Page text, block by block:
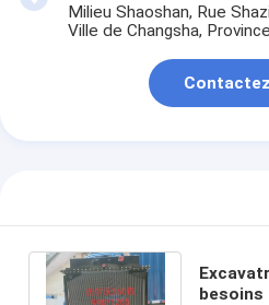
Milieu Shaoshan, Rue
Ville de Changsha,
Contactez
besoins